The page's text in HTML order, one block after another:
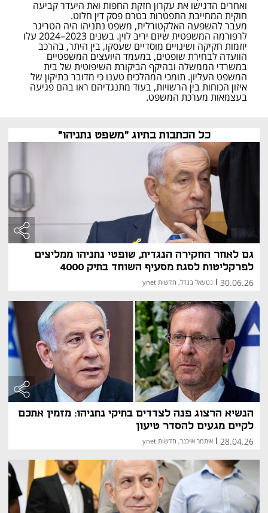
חוקית המחייבת התפטרות בטרם פסק דין חלוט.
מעבר להשפעה האלקטורלית, משפט נתניהו היה הטריגר
יוזמות חקיקה ושינויים מוסדיים שעסקו, בין היתר, בהרכב
במשרדי הממשלה ובהיקף הביקורת השיפוטית של בית
המשפט העליון. תומכי המהלכים טענו כי מדובר בתיקון של
בעצמאות מערכת המשפט.
כל הכתבות בתיוג "משפט נתניהו"
גם לאחר החקירה הנגדית, שופטי נתניהו ממליצים
לפרקליטות לסגת מסעיף השוחד בתיק 4000
30.06.26 נטעאל בנדל, חדשות ynet
הנשיא הרצוג פנה לצדדים בתיקי נתניהו: מזמין אתכם
לקיים מגעים להסדר טיעון
28.04.26 איתמר אייכנר, חדשות ynet